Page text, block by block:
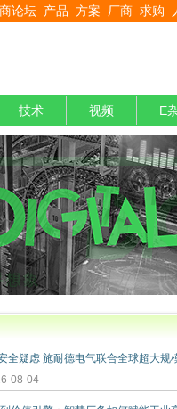
论坛 产品 方案 厂商 求购
技术 视频 E
08-04